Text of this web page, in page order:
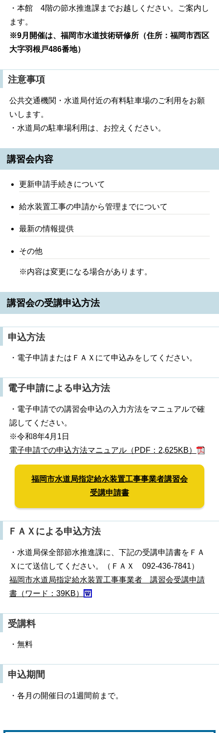
・本館 4階の節水推進課までお越しください。ご案内し
ます。
※9月開催は、福岡市水道技術研修所（住所：福岡市西区
大字羽根戸486番地）
注意事項
公共交通機関・水道局付近の有料駐車場のご利用をお願
いします。
・水道局の駐車場利用は、お控えください。
講習会内容
更新申請手続きについて
給水装置工事の申請から管理までについて
最新の情報提供
その他
※内容は変更になる場合があります。
講習会の受講申込方法
申込方法
・電子申請またはＦＡＸにて申込みをしてください。
電子申請による申込方法
・電子申請での講習会申込の入力方法をマニュアルで確
認してください。
※令和8年4月1日
電子申請での申込方法マニュアル（PDF：2,625KB）
福岡市水道局指定給水装置工事事業者講習会
受講申請書
ＦＡＸによる申込方法
・水道局保全部節水推進課に、下記の受講申請書をＦＡ
Ｘにて送信してください。（ＦＡＸ 092-436-7841）
福岡市水道局指定給水装置工事事業者 講習会受講申請
書（ワード：39KB）
受講料
・無料
申込期間
・各月の開催日の1週間前まで。